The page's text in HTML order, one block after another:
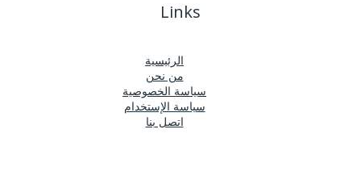
Links
الرئيسية
من نحن
سياسة الخصوصية
سياسة الإستخدام
اتصل بنا